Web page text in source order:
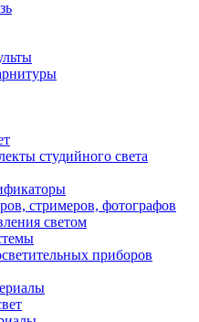
студийного света
стримеров, фотографов
светом
приборов